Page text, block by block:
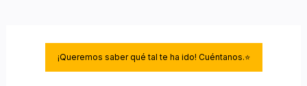
¡Queremos saber qué tal te ha ido! Cuéntanos.⭐